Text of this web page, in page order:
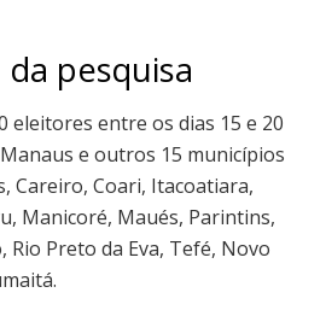
pesquisa
eleitores entre os dias 15 e 20
e outros 15 municípios
Careiro, Coari, Itacoatiara,
Manicoré, Maués, Parintins,
Rio Preto da Eva, Tefé, Novo